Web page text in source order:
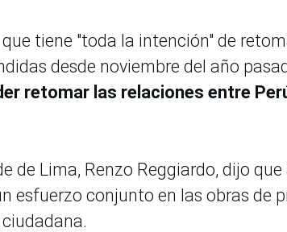
tiene "toda la intención" de
desde noviembre del año
retomar las relaciones entre
de Lima, Renzo Reggiardo, dijo
esfuerzo conjunto en las obras de